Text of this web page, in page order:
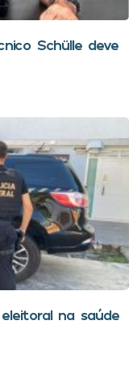
Schülle deve
na saúde